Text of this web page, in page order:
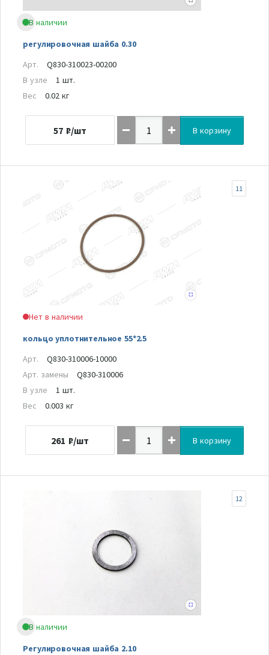
В наличии
регулировочная шайба 0.30
Арт.
Q830-310023-00200
В узле
1 шт.
Вес
0.02 кг
57 ₽/шт В корзину
Нет в наличии
кольцо уплотнительное 55*2.5
11
Арт.
Q830-310006-10000
Арт. замены
Q830-310006
В узле
1 шт.
Вес
0.003 кг
261 ₽/шт В корзину
В наличии
Регулировочная шайба 2.10
12